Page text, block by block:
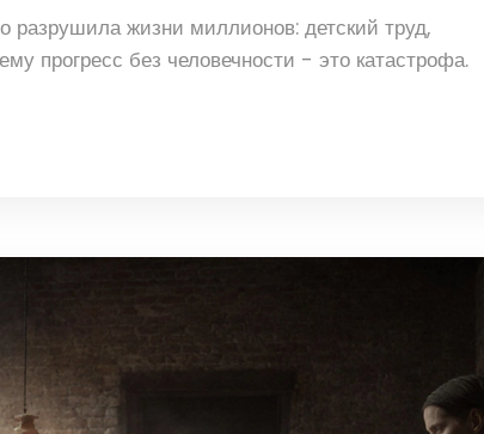
жизни миллионов: детский труд,
прогресс без человечности - это катастрофа.